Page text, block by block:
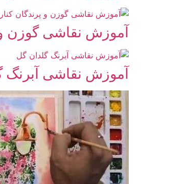
آموزش نقاشی گوزن و
آموزش نقاشی آبرنگ